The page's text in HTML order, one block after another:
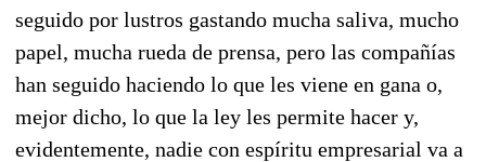
seguido por lustros gastando mucha saliva, mucho
papel, mucha rueda de prensa, pero las compañías
han seguido haciendo lo que les viene en gana o,
mejor dicho, lo que la ley les permite hacer y,
evidentemente, nadie con espíritu empresarial va a